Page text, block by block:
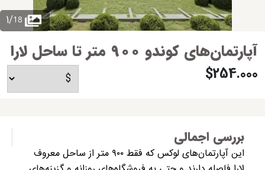
1/18
آپارتمان‌های کوندو ۹۰۰ متر تا ساحل لارا
$254.000
بررسی اجمالی
این آپارتمان‌های لوکس که فقط ۹۰۰ متر از ساحل معروف